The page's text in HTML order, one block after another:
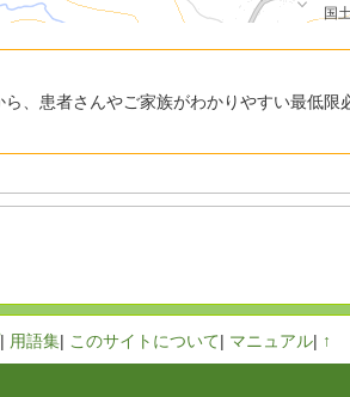
国
、患者さんやご家族がわかりやすい最低限
| 用語集| このサイトについて| マニュアル| ↑